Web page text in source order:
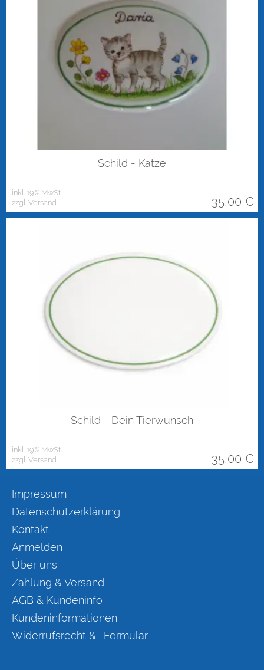
Schild - Katze
inkl. 19% MwSt.
zzgl. Versand
35,00 €
Schild - Dein Tierwunsch
inkl. 19% MwSt.
zzgl. Versand
35,00 €
Impressum
Datenschutzerklärung
Kontakt
Anmelden
Über uns
Zahlung & Versand
AGB & Kundeninfo
Kundeninformationen
Widerrufsrecht & -Formular